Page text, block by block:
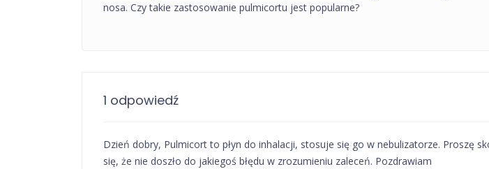
nosa. Czy takie zastosowanie pulmicortu jest popularne?
1 odpowiedź
Dzień dobry, Pulmicort to płyn do inhalacji, stosuje się go w nebulizatorze. Proszę
się, że nie doszło do jakiegoś błędu w zrozumieniu zaleceń. Pozdrawiam